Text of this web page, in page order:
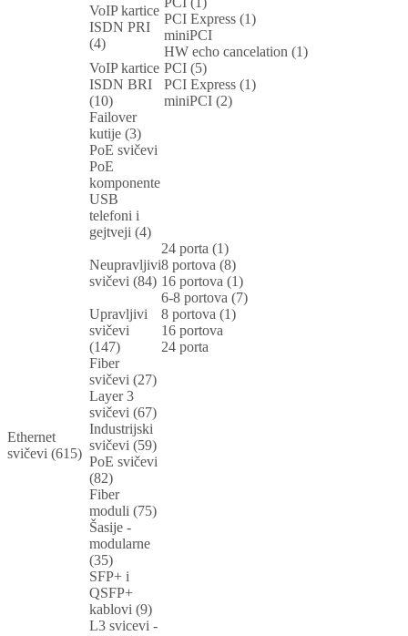
VoIP kartice
ISDN PRI
(4)
PCI Express (1)
miniPCI
HW echo cancelation (1)
VoIP kartice
ISDN BRI
(10)
PCI (5)
PCI Express (1)
miniPCI (2)
Failover
kutije (3)
PoE svičevi
PoE
komponente
USB
telefoni i
gejtveji (4)
Ethernet
svičevi (615)
Neupravljivi
svičevi (84)
24 porta (1)
8 portova (8)
16 portova (1)
6-8 portova (7)
Upravljivi
svičevi
(147)
8 portova (1)
16 portova
24 porta
Fiber
svičevi (27)
Layer 3
svičevi (67)
Industrijski
svičevi (59)
PoE svičevi
(82)
Fiber
moduli (75)
Šasije -
modularne
(35)
SFP+ i
QSFP+
kablovi (9)
L3 svicevi -